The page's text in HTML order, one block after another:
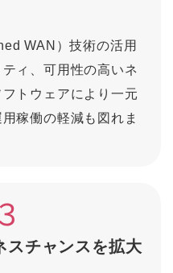
WAN）技術の活用
ィ、可用性の高いネ
トウェアにより一元
稼働の軽減も図れま
３
スチャンスを拡大